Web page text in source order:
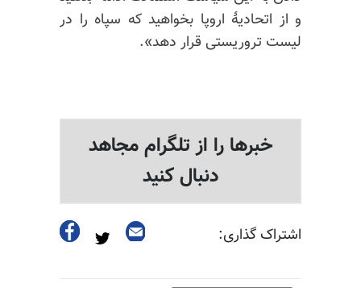
و از اتحادیهٔ اروپا بخواهید که سپاه را در
لیست تروریستی قرار دهد».
خبرها را از تلگرام مجاهد
دنبال کنید
اشتراک گذاری: